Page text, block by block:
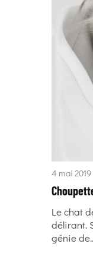
4 mai 2019
Le chat
délirant.
génie